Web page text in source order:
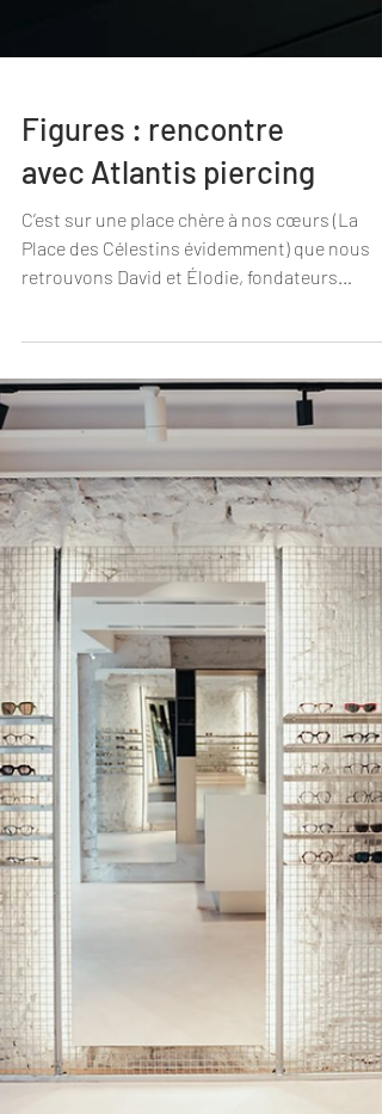
Figures : rencontre
avec Atlantis piercing
C’est sur une place chère à nos cœurs (La
Place des Célestins évidemment) que nous
retrouvons David et Élodie, fondateurs
d’Atlantis Piercing. Tatouages apparents,
barbe buissonnante pour l’un. Boucles
et esthétique affirmée pour l’autre, ce duo
cultive un style résolument berlinois, à la
croisée des influences urbaines et
alternatives.